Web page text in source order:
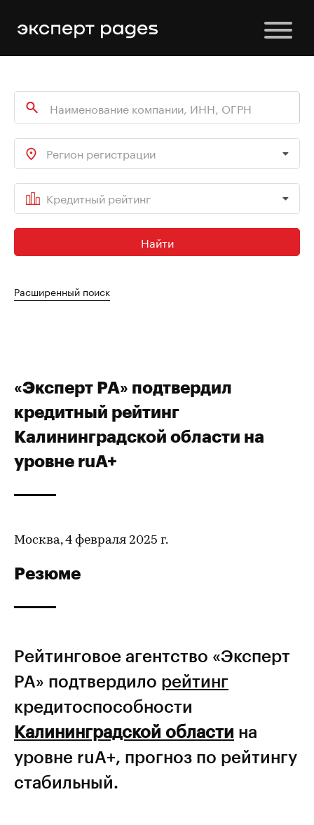
Регион регистрации
Кредитный рейтинг
Найти
Расширенный поиск
«Эксперт РА» подтвердил
кредитный рейтинг
Калининградской области на
уровне ruА+
Москва, 4 февраля 2025 г.
Резюме
Рейтинговое агентство «Эксперт
РА» подтвердило рейтинг
кредитоспособности
Калининградской области на
уровне ruА+, прогноз по рейтингу
стабильный.